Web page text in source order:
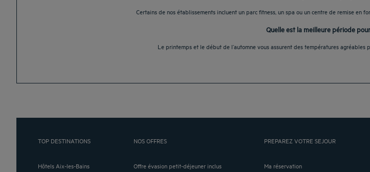
Certains de nos établissements incluent un parc fitness, un spa ou un centre de remise
Quelle est la meilleure période
Le printemps et le début de l’automne vous assurent des températures
TOP DESTINATIONS
Hôtels Aix-les-Bains
NOS OFFRES
Offre évasion petit-déjeuner inclus
PREPAREZ VOTRE SEJOUR
Ma réservation